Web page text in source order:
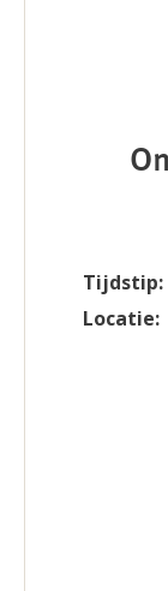
Tijdstip:
Locatie: